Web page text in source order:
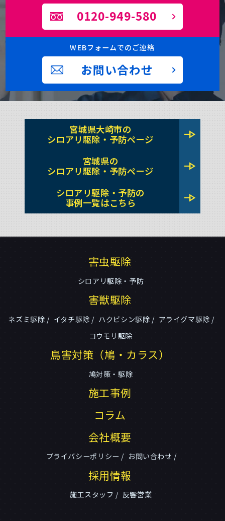
0120-949-580
WEBフォームでのご連絡
お問い合わせ
宮城県大崎市の
シロアリ駆除・予防ページ
line_end_arrow
宮城県の
シロアリ駆除・予防ページ
line_end_arrow
シロアリ駆除・予防の
事例一覧はこちら
line_end_arrow
害虫駆除
シロアリ駆除・予防
害獣駆除
ネズミ駆除 イタチ駆除 ハクビシン駆除
アライグマ駆除
コウモリ駆除
鳥害対策（鳩・カラス）
鳩対策・駆除
施工事例
コラム
会社概要
プライバシーポリシー お問い合わせ
採用情報
施工スタッフ 反響営業